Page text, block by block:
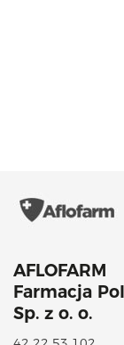
AFLOFARM
Farmacja
Sp. z o. o.